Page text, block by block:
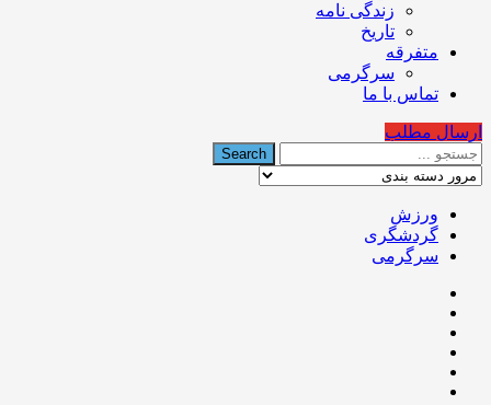
زندگی نامه
تاریخ
متفرقه
سرگرمی
تماس با ما
ارسال مطلب
ورزش
گردشگری
سرگرمی